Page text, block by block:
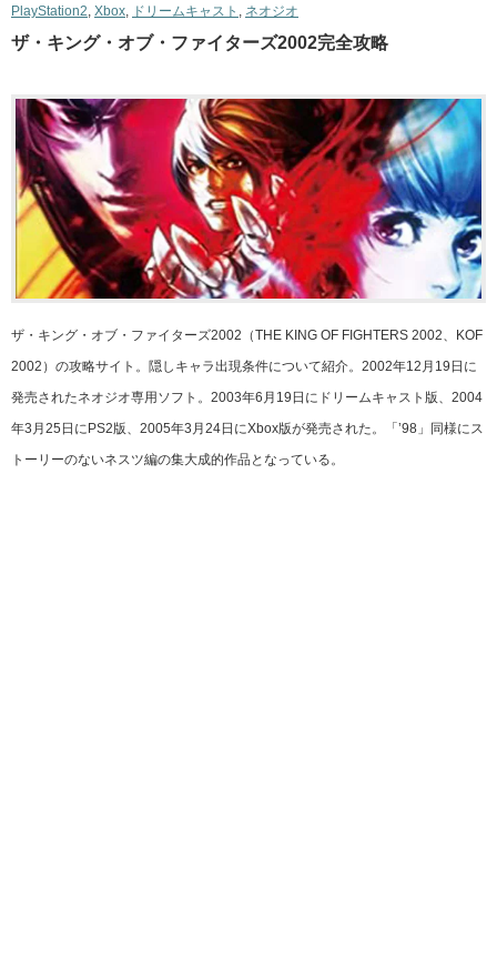
PlayStation2, Xbox, ドリームキャスト , ネオジオ
ザ・キング・オブ・ファイターズ2002完全攻略
ザ・キング・オブ・ファイターズ2002（THE KING OF FIGHTERS 2002、KOF
2002）の攻略サイト。隠しキャラ出現条件について紹介。2002年12月19日に
発売されたネオジオ専用ソフト。2003年6月19日にドリームキャスト版、2004
年3月25日にPS2版、2005年3月24日にXbox版が発売された。「’98」同様にス
トーリーのないネスツ編の集大成的作品となっている。